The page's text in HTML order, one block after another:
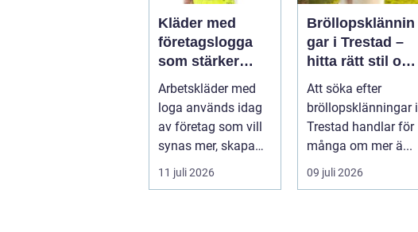
Kläder med
företagslogga
som stärker
varumärket
varje dag
Arbetskläder med
loga används idag
av företag som vill
synas mer, skapa
stolthet inte...
11 juli 2026
Bröllopsklännin
gar i Trestad –
hitta rätt stil och
passform inför
den stora dagen
Att söka efter
bröllopsklänningar i
Trestad handlar för
många om mer ä...
09 juli 2026